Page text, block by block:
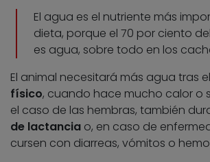
El agua es el nutriente más
dieta, porque el 70 por ciento
es agua, sobre todo en los
El animal necesitará más agua tras el
físico, cuando hace mucho calor o
el caso de las hembras, también
de lactancia o, en caso de
cursen con diarreas, vómitos o